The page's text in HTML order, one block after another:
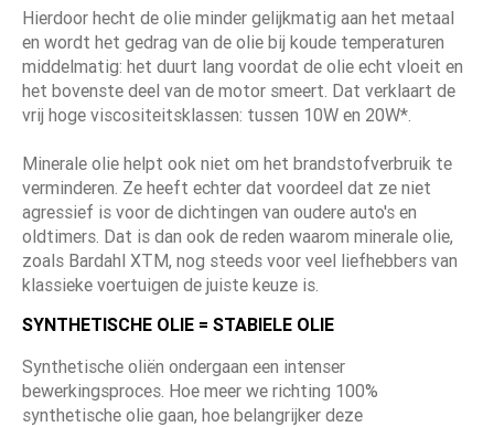
Hierdoor hecht de olie minder gelijkmatig aan het metaal
en wordt het gedrag van de olie bij koude temperaturen
middelmatig: het duurt lang voordat de olie echt vloeit en
het bovenste deel van de motor smeert. Dat verklaart de
vrij hoge viscositeitsklassen: tussen 10W en 20W*.
Minerale olie helpt ook niet om het brandstofverbruik te
verminderen. Ze heeft echter dat voordeel dat ze niet
agressief is voor de dichtingen van oudere auto's en
oldtimers. Dat is dan ook de reden waarom minerale olie,
zoals Bardahl XTM, nog steeds voor veel liefhebbers van
klassieke voertuigen de juiste keuze is.
SYNTHETISCHE OLIE = STABIELE OLIE
Synthetische oliën ondergaan een intenser
bewerkingsproces. Hoe meer we richting 100%
synthetische olie gaan, hoe belangrijker deze